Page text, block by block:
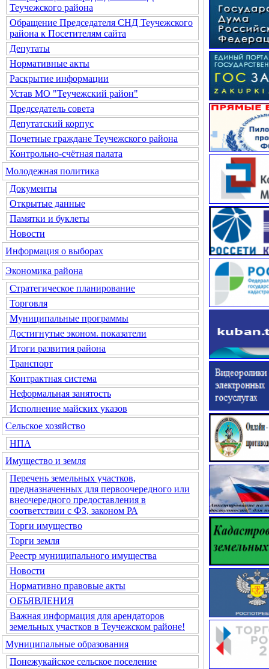
Теучежского района
Обращение Председателя СНД Теучежского
района к Посетителям сайта
Депутаты
Нормативные акты
Раскрытие информации
Устав МО "Теучежский район"
Председатель совета
Депутатский корпус
Почетные граждане Теучежского района
Контрольно-счётная палата
Молодежная политика
Документы
Открытые данные
Памятки и буклеты
Новости
Информация о выборах
Экономика района
Стратегическое планирование
Торговля
Муниципальные программы
Достигнутые эконом. показатели
Итоги развития района
Транспорт
Контрактная система
Неформальная занятость
Исполнение майских указов
Сельское хозяйство
НПА
Имущество и земля
Перечень земельных участков,
предназначенных для первоочередного или
внеочередного предоставления в
соответствии с ФЗ, законом РА
Торги имущество
Торги земля
Реестр муниципального имущества
Новости
Нормативно правовые акты
ОБЪЯВЛЕНИЯ
Важная информация для арендаторов
земельных участков в Теучежском районе!
Муниципальные образования
Понежукайское сельское поселение